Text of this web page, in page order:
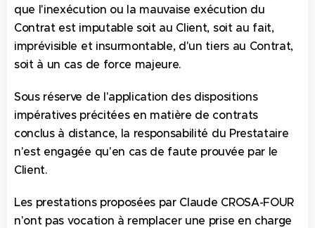
que l'inexécution ou la mauvaise exécution du
Contrat est imputable soit au Client, soit au fait,
imprévisible et insurmontable, d'un tiers au Contrat,
soit à un cas de force majeure.
Sous réserve de l'application des dispositions
impératives précitées en matière de contrats
conclus à distance, la responsabilité du Prestataire
n'est engagée qu'en cas de faute prouvée par le
Client.
Les prestations proposées par Claude CROSA-FOUR
n'ont pas vocation à remplacer une prise en charge